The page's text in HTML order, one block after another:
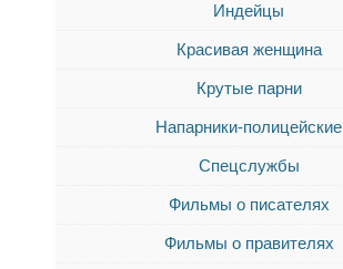
Индейцы
Красивая женщина
Крутые парни
Напарники-полицейские
Спецслужбы
Фильмы о писателях
Фильмы о правителях